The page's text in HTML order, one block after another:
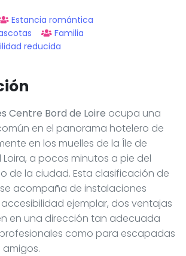
Estancia romántica
Familia
reducida
Centre Bord de Loire ocupa una
en el panorama hotelero de
en los muelles de la Île de
Loira, a pocos minutos a pie del
de la ciudad. Esta clasificación de
acompaña de instalaciones
ejemplar, dos ventajas
en una dirección tan adecuada
como para escapadas